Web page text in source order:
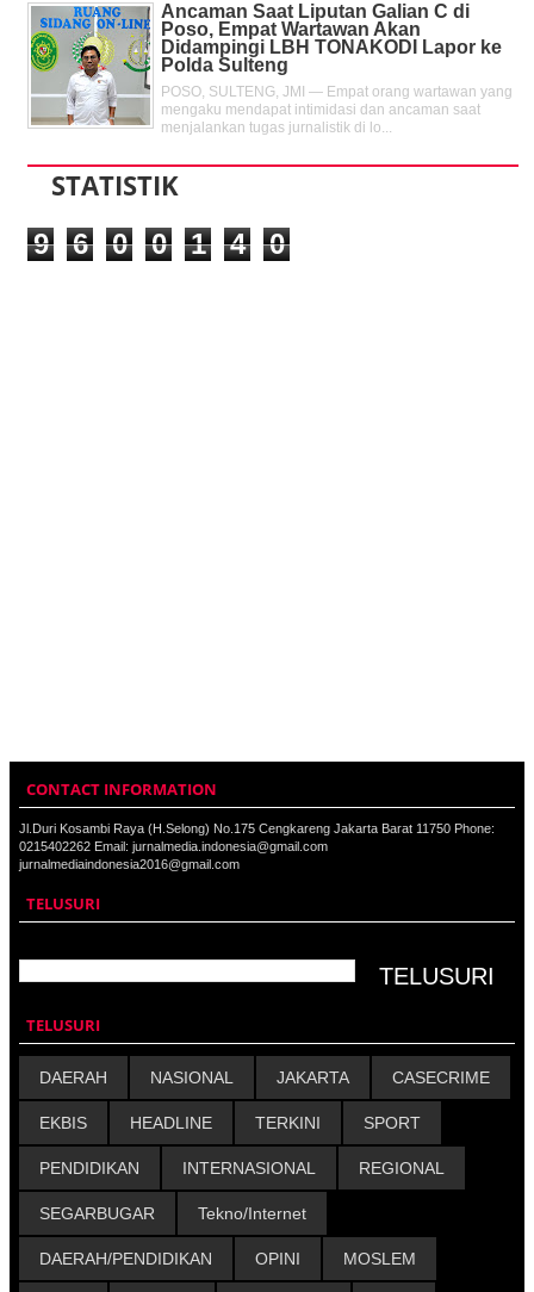
Ancaman Saat Liputan Galian C di
Poso, Empat Wartawan Akan
Didampingi LBH TONAKODI Lapor ke
Polda Sulteng
POSO, SULTENG, JMI — Empat orang wartawan yang
mengaku mendapat intimidasi dan ancaman saat
menjalankan tugas jurnalistik di lo...
STATISTIK
9 6 0 0 1 4 0
CONTACT INFORMATION
Jl.Duri Kosambi Raya (H.Selong) No.175 Cengkareng Jakarta Barat 11750 Phone:
0215402262 Email: jurnalmedia.indonesia@gmail.com
jurnalmediaindonesia2016@gmail.com
TELUSURI
TELUSURI
DAERAH NASIONAL JAKARTA CASECRIME
EKBIS HEADLINE TERKINI SPORT
PENDIDIKAN INTERNASIONAL REGIONAL
SEGARBUGAR Tekno/Internet
DAERAH/PENDIDIKAN OPINI MOSLEM